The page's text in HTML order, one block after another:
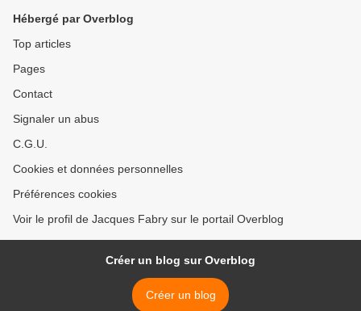
Hébergé par Overblog
Top articles
Pages
Contact
Signaler un abus
C.G.U.
Cookies et données personnelles
Préférences cookies
Voir le profil de Jacques Fabry sur le portail Overblog
Créer un blog sur Overblog
Créer un blog